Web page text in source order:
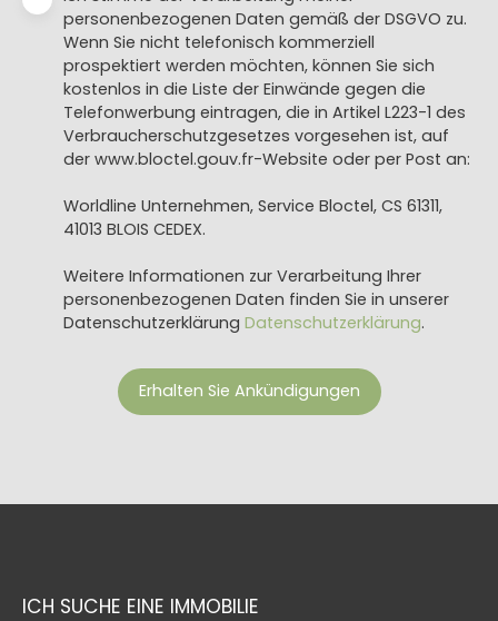
personenbezogenen Daten gemäß der DSGVO zu.
Wenn Sie nicht telefonisch kommerziell
prospektiert werden möchten, können Sie sich
kostenlos in die Liste der Einwände gegen die
Telefonwerbung eintragen, die in Artikel L223-1 des
Verbraucherschutzgesetzes vorgesehen ist, auf
der www.bloctel.gouv.fr-Website oder per Post an:
Worldline Unternehmen, Service Bloctel, CS 61311,
41013 BLOIS CEDEX.
Weitere Informationen zur Verarbeitung Ihrer
personenbezogenen Daten finden Sie in unserer
Datenschutzerklärung Datenschutzerklärung.
Erhalten Sie Ankündigungen
ICH SUCHE EINE IMMOBILIE